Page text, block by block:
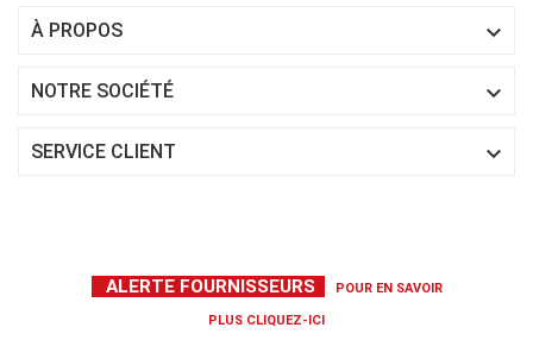
À PROPOS 
NOTRE SOCIÉTÉ 
SERVICE CLIENT 
ALERTE FOURNISSEURS POUR EN SAVOIR
PLUS CLIQUEZ-ICI